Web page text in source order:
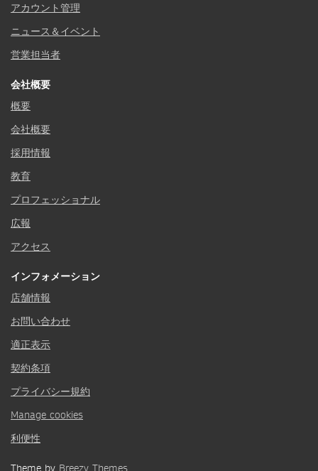
アカウント管理
ニュース＆イベント
営業担当者
会社概要
概要
会社概要
採用情報
教育
プロフェッショナル
広報
アクセス
インフォメーション
店舗情報
お問い合わせ
適正表示
契約条項
プライバシー規約
Manage cookies
利便性
Theme by Breezy Themes